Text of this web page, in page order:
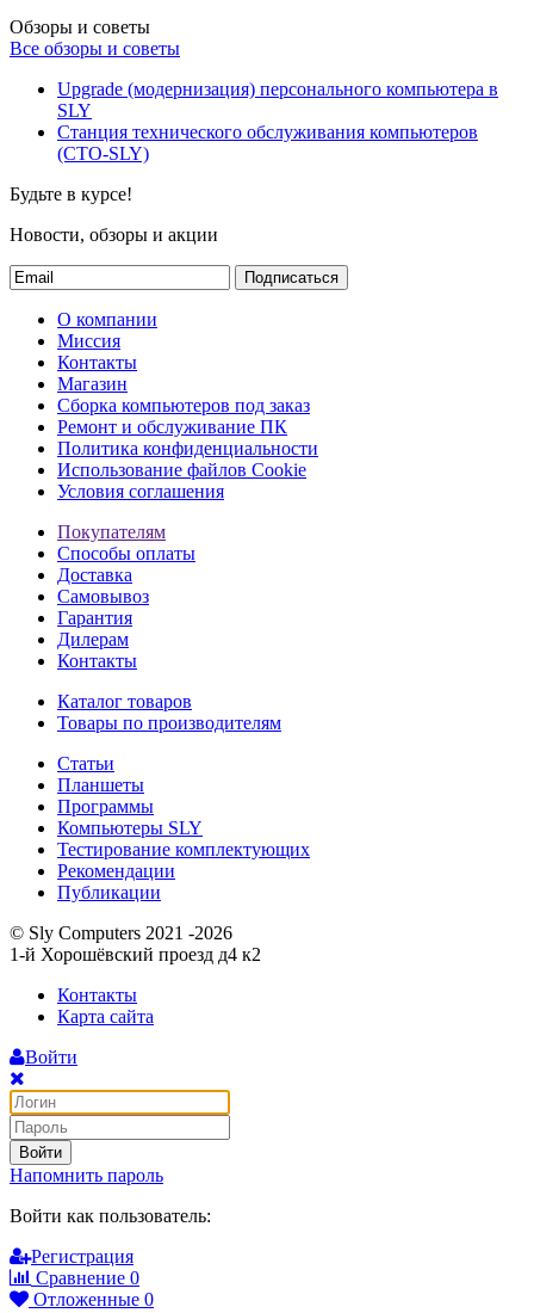
Обзоры и советы
Все обзоры и советы
Upgrade (модернизация) персонального компьютера в
SLY
Станция технического обслуживания компьютеров
(СТО-SLY)
Будьте в курсе!
Новости, обзоры и акции
Подписаться
О компании
Миссия
Контакты
Магазин
Сборка компьютеров под заказ
Ремонт и обслуживание ПК
Политика конфиденциальности
Использование файлов Cookie
Условия соглашения
Покупателям
Способы оплаты
Доставка
Самовывоз
Гарантия
Дилерам
Контакты
Каталог товаров
Товары по производителям
Статьи
Планшеты
Программы
Компьютеры SLY
Тестирование комплектующих
Рекомендации
Публикации
© Sly Computers 2021 -2026
1-й Хорошёвский проезд д4 к2
Контакты
Карта сайта
Войти
Войти
Напомнить пароль
Войти как пользователь:
Регистрация
Сравнение 0
Отложенные 0